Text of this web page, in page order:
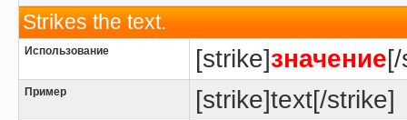
Strikes the text.
Использование [strike]значение
Пример [strike]text[/strike]